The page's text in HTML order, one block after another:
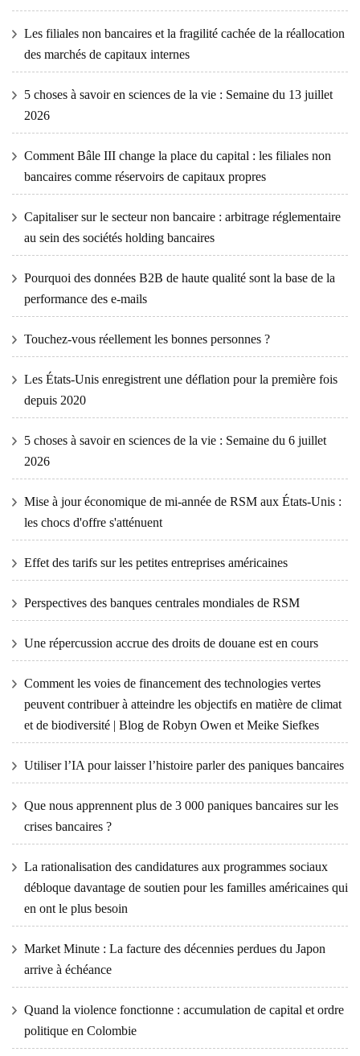
Les filiales non bancaires et la fragilité cachée de la réallocation
des marchés de capitaux internes
5 choses à savoir en sciences de la vie : Semaine du 13 juillet
2026
Comment Bâle III change la place du capital : les filiales non
bancaires comme réservoirs de capitaux propres
Capitaliser sur le secteur non bancaire : arbitrage réglementaire
au sein des sociétés holding bancaires
Pourquoi des données B2B de haute qualité sont la base de la
performance des e-mails
Touchez-vous réellement les bonnes personnes ?
Les États-Unis enregistrent une déflation pour la première fois
depuis 2020
5 choses à savoir en sciences de la vie : Semaine du 6 juillet
2026
Mise à jour économique de mi-année de RSM aux États-Unis :
les chocs d'offre s'atténuent
Effet des tarifs sur les petites entreprises américaines
Perspectives des banques centrales mondiales de RSM
Une répercussion accrue des droits de douane est en cours
Comment les voies de financement des technologies vertes
peuvent contribuer à atteindre les objectifs en matière de climat
et de biodiversité | Blog de Robyn Owen et Meike Siefkes
Utiliser l’IA pour laisser l’histoire parler des paniques bancaires
Que nous apprennent plus de 3 000 paniques bancaires sur les
crises bancaires ?
La rationalisation des candidatures aux programmes sociaux
débloque davantage de soutien pour les familles américaines qui
en ont le plus besoin
Market Minute : La facture des décennies perdues du Japon
arrive à échéance
Quand la violence fonctionne : accumulation de capital et ordre
politique en Colombie